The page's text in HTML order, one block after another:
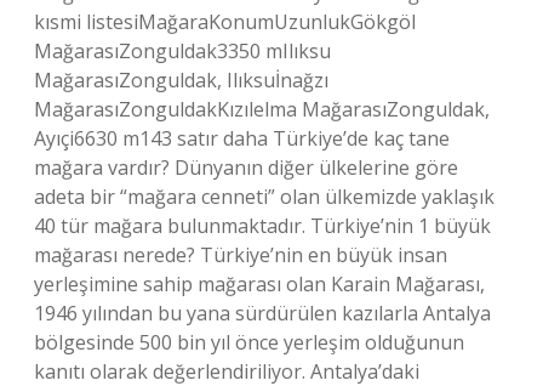
kısmi listesiMağaraKonumUzunlukGökgöl
MağarasıZonguldak3350 mIlıksu
MağarasıZonguldak, Ilıksuİnağzı
MağarasıZonguldakKızılelma MağarasıZonguldak,
Ayıçi6630 m143 satır daha Türkiye’de kaç tane
mağara vardır? Dünyanın diğer ülkelerine göre
adeta bir “mağara cenneti” olan ülkemizde yaklaşık
40 tür mağara bulunmaktadır. Türkiye’nin 1 büyük
mağarası nerede? Türkiye’nin en büyük insan
yerleşimine sahip mağarası olan Karain Mağarası,
1946 yılından bu yana sürdürülen kazılarla Antalya
bölgesinde 500 bin yıl önce yerleşim olduğunun
kanıtı olarak değerlendiriliyor. Antalya’daki